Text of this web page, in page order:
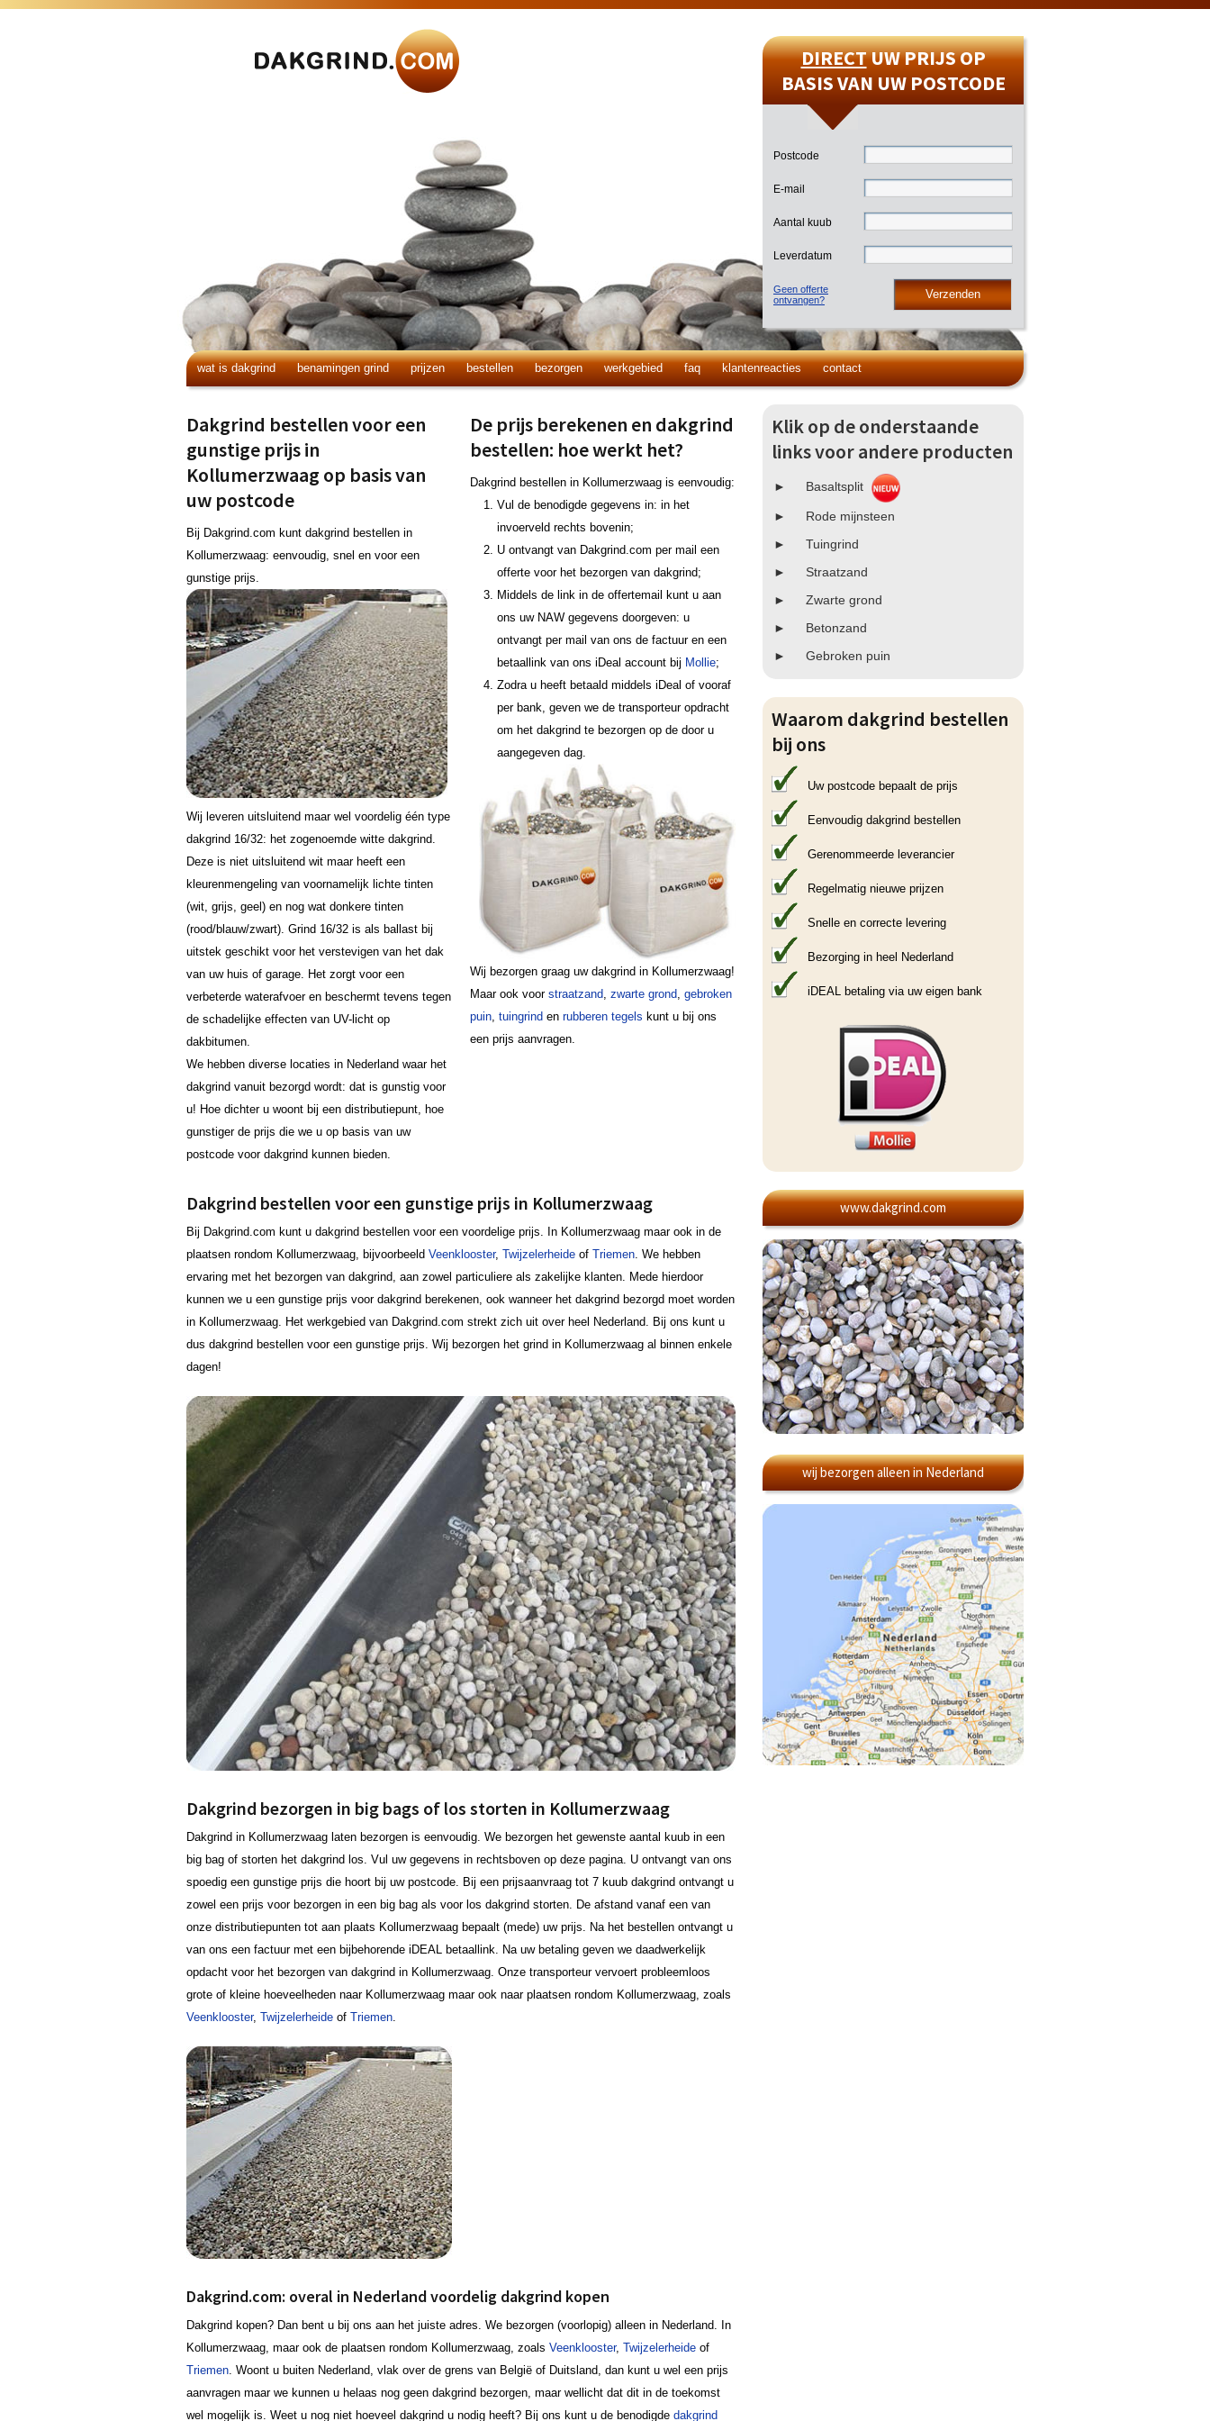
DIRECTUW PRIJS OP
BASIS VAN UW POSTCODE
Geen offerte
ontvangen?
Postcode
E-mail
Aantal kuub
Leverdatum
wat is dakgrind benamingen grind prijzen bestellen bezorgen werkgebied faq klantenreacties contact
Dakgrind bestellen voor een
gunstige prijs in
Kollumerzwaag op basis van
uw postcode
Bij Dakgrind.com kunt dakgrind bestellen in
Kollumerzwaag: eenvoudig, snel en voor een
gunstige prijs.
Wij leveren uitsluitend maar wel voordelig één type
dakgrind 16/32: het zogenoemde witte dakgrind.
Deze is niet uitsluitend wit maar heeft een
kleurenmengeling van voornamelijk lichte tinten
(wit, grijs, geel) en nog wat donkere tinten
(rood/blauw/zwart). Grind 16/32 is als ballast bij
uitstek geschikt voor het verstevigen van het dak
van uw huis of garage. Het zorgt voor een
verbeterde waterafvoer en beschermt tevens tegen
de schadelijke effecten van UV-licht op
dakbitumen.
We hebben diverse locaties in Nederland waar het
dakgrind vanuit bezorgd wordt: dat is gunstig voor
u! Hoe dichter u woont bij een distributiepunt, hoe
gunstiger de prijs die we u op basis van uw
postcode voor dakgrind kunnen bieden.
De prijs berekenen en dakgrind
bestellen: hoe werkt het?
Dakgrind bestellen in Kollumerzwaag is eenvoudig:
Vul de benodigde gegevens in: in het
invoerveld rechts bovenin;
U ontvangt van Dakgrind.com per mail een
offerte voor het bezorgen van dakgrind;
Middels de link in de offertemail kunt u aan
ons uw NAW gegevens doorgeven: u
ontvangt per mail van ons de factuur en een
betaallink van ons iDeal account bij Mollie;
Zodra u heeft betaald middels iDeal of vooraf
per bank, geven we de transporteur opdracht
om het dakgrind te bezorgen op de door u
aangegeven dag.
Wij bezorgen graag uw dakgrind in Kollumerzwaag!
Maar ook voor straatzand, zwarte grond, gebroken
puin, tuingrind en rubberen tegels kunt u bij ons
een prijs aanvragen.
Dakgrind bestellen voor een gunstige prijs in Kollumerzwaag
Bij Dakgrind.com kunt u dakgrind bestellen voor een voordelige prijs. In Kollumerzwaag maar ook in de
plaatsen rondom Kollumerzwaag, bijvoorbeeld Veenklooster, Twijzelerheide of Triemen. We hebben
ervaring met het bezorgen van dakgrind, aan zowel particuliere als zakelijke klanten. Mede hierdoor
kunnen we u een gunstige prijs voor dakgrind berekenen, ook wanneer het dakgrind bezorgd moet worden
in Kollumerzwaag. Het werkgebied van Dakgrind.com strekt zich uit over heel Nederland. Bij ons kunt u
dus dakgrind bestellen voor een gunstige prijs. Wij bezorgen het grind in Kollumerzwaag al binnen enkele
dagen!
Dakgrind bezorgen in big bags of los storten in Kollumerzwaag
Dakgrind in Kollumerzwaag laten bezorgen is eenvoudig. We bezorgen het gewenste aantal kuub in een
big bag of storten het dakgrind los. Vul uw gegevens in rechtsboven op deze pagina. U ontvangt van ons
spoedig een gunstige prijs die hoort bij uw postcode. Bij een prijsaanvraag tot 7 kuub dakgrind ontvangt u
zowel een prijs voor bezorgen in een big bag als voor los dakgrind storten. De afstand vanaf een van
onze distributiepunten tot aan plaats Kollumerzwaag bepaalt (mede) uw prijs. Na het bestellen ontvangt u
van ons een factuur met een bijbehorende iDEAL betaallink. Na uw betaling geven we daadwerkelijk
opdacht voor het bezorgen van dakgrind in Kollumerzwaag. Onze transporteur vervoert probleemloos
grote of kleine hoeveelheden naar Kollumerzwaag maar ook naar plaatsen rondom Kollumerzwaag, zoals
Veenklooster, Twijzelerheide of Triemen.
Dakgrind.com: overal in Nederland voordelig dakgrind kopen
Dakgrind kopen? Dan bent u bij ons aan het juiste adres. We bezorgen (voorlopig) alleen in Nederland. In
Kollumerzwaag, maar ook de plaatsen rondom Kollumerzwaag, zoals Veenklooster, Twijzelerheide of
Triemen. Woont u buiten Nederland, vlak over de grens van België of Duitsland, dan kunt u wel een prijs
aanvragen maar we kunnen u helaas nog geen dakgrind bezorgen, maar wellicht dat dit in de toekomst
wel mogelijk is. Weet u nog niet hoeveel dakgrind u nodig heeft? Bij ons kunt u de benodigde dakgrind
Klik op de onderstaande
links voor andere producten
Basaltsplit
Rode mijnsteen
Tuingrind
Straatzand
Zwarte grond
Betonzand
Gebroken puin
Waarom dakgrind bestellen
bij ons
Uw postcode bepaalt de prijs
Eenvoudig dakgrind bestellen
Gerenommeerde leverancier
Regelmatig nieuwe prijzen
Snelle en correcte levering
Bezorging in heel Nederland
iDEAL betaling via uw eigen bank
www.dakgrind.com
wij bezorgen alleen in Nederland